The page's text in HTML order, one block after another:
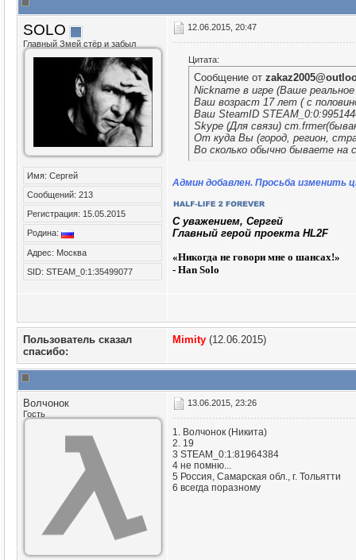
SOLO
Главный Змей стёр и забыл
Имя: Сергей
Сообщений: 213
Регистрация: 15.05.2015
Родина:
Адрес: Москва
SID: STEAM_0:1:35499077
12.06.2015, 20:47
Цитата:
Сообщение от
Nickname в игре (Ваше
Ваш возраст 17 лет ( с
Ваш SteamID
Skype (Для связи)
От куда Вы (город, регион,
Во сколько обычно бываете на
Админ добавлен. Просьба изменить
C уважением, Сергей
Главный герой проекта HL2F
«Никогда не говори мне о шансах!»
- Han Solo
Пользователь сказал
cпасибо:
Mimity (12.06.2015)
Волчонок
Гость
13.06.2015, 23:26
1. Волчонок (Никита)
2. 19
3 STEAM_0:1:81964384
4 не помню...
5 Россия, Самарская обл., г. Тольятти
6 всегда поразному